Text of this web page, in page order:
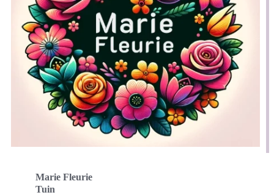
Marie Fleurie
Tuin